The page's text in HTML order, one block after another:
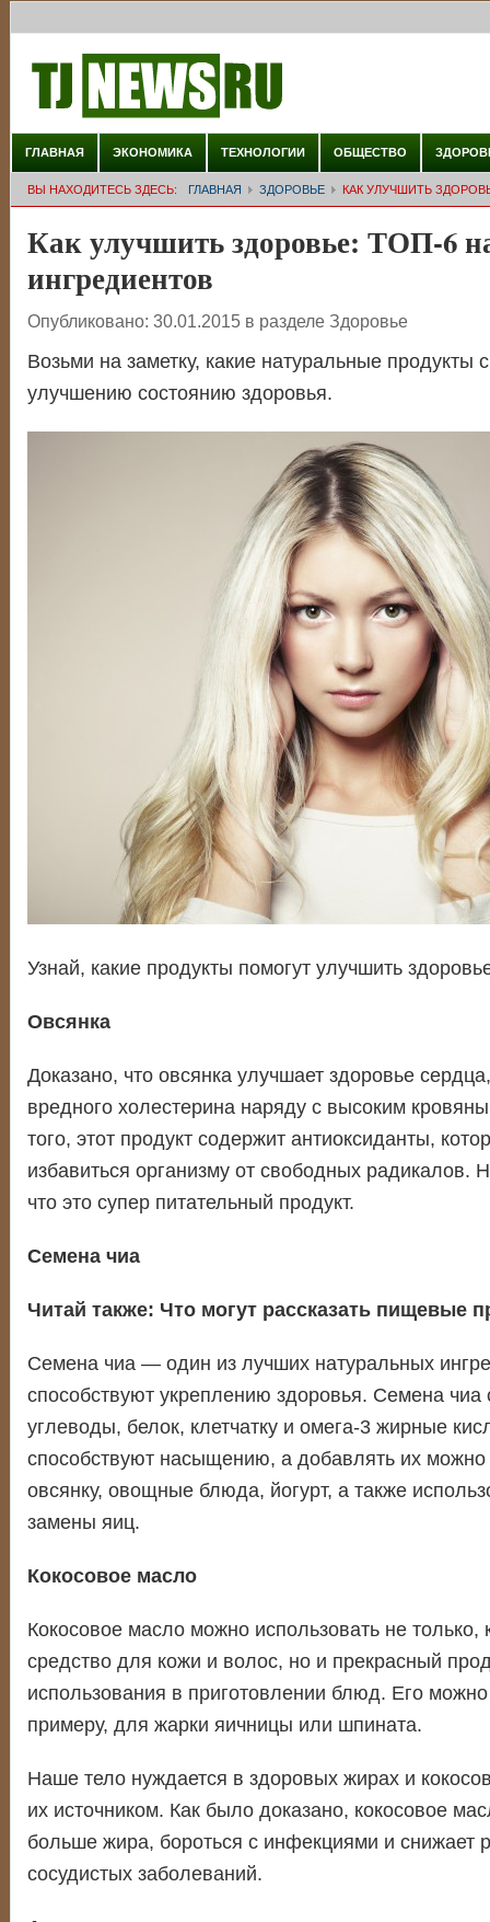
ГЛАВНАЯ ЭКОНОМИКА ТЕХНОЛОГИИ ОБЩЕСТВО
ВЫ НАХОДИТЕСЬ ЗДЕСЬ: ГЛАВНАЯ ЗДОРОВЬЕ КАК УЛУЧШИТЬ
Как улучшить здоровье: ТОП-6
ингредиентов
Опубликовано: 30.01.2015 в разделе Здоровье
Возьми на заметку, какие натуральные продукты
улучшению состоянию здоровья.
Узнай, какие продукты помогут улучшить
Овсянка
Доказано, что овсянка улучшает здоровье
вредного холестерина наряду с высоким
того, этот продукт содержит антиоксиданты,
избавиться организму от свободных радикалов.
что это супер питательный продукт.
Семена чиа
Читай также: Что могут рассказать пищевые
Семена чиа — один из лучших натуральных
способствуют укреплению здоровья. Семена
углеводы, белок, клетчатку и омега-3 жирные
способствуют насыщению, а добавлять их
овсянку, овощные блюда, йогурт, а также
замены яиц.
Кокосовое масло
Кокосовое масло можно использовать не
средство для кожи и волос, но и прекрасный
использования в приготовлении блюд. Его
примеру, для жарки яичницы или шпината.
Наше тело нуждается в здоровых жирах и
их источником. Как было доказано, кокосовое
больше жира, бороться с инфекциями и снижает
сосудистых заболеваний.